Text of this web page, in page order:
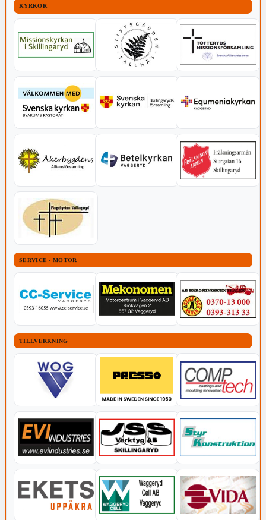
KYRKOR
SERVICE - MOTOR
TILLVERKNING